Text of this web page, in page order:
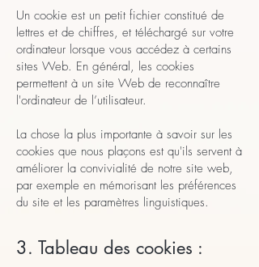
Un cookie est un petit fichier constitué de
lettres et de chiffres, et téléchargé sur votre
ordinateur lorsque vous accédez à certains
sites Web. En général, les cookies
permettent à un site Web de reconnaître
l'ordinateur de l’utilisateur.
La chose la plus importante à savoir sur les
cookies que nous plaçons est qu'ils servent à
améliorer la convivialité de notre site web,
par exemple en mémorisant les préférences
du site et les paramètres linguistiques.
3. Tableau des cookies :